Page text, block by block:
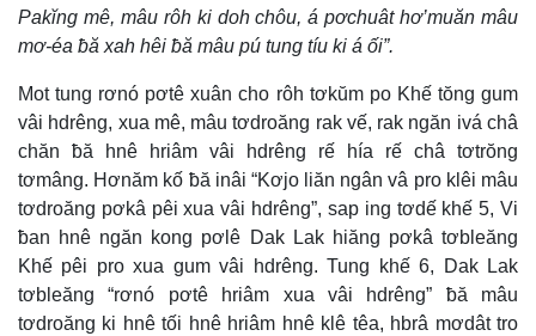
Pakĭng mê, mâu rôh ki doh chôu, á pơchuât hơ’muăn mâu
mơ-éa ƀă xah hêi ƀă mâu pú tung tíu ki á ối”.
Mot tung rơnó pơtê xuân cho rôh tơkŭm po Khế tŏng gum
vâi hdrêng, xua mê, mâu tơdroăng rak vế, rak ngăn ivá châ
chăn ƀă hnê hriâm vâi hdrêng rế hía rế châ tơtrŏng
tơmâng. Hơnăm kố ƀă inâi “Kơjo liăn ngân vâ pro klêi mâu
tơdroăng pơkâ pêi xua vâi hdrêng”, sap ing tơdế khế 5, Vi
ƀan hnê ngăn kong pơlê Dak Lak hiăng pơkâ tơbleăng
Khế pêi pro xua gum vâi hdrêng. Tung khế 6, Dak Lak
tơbleăng “rơnó pơtê hriâm xua vâi hdrêng” ƀă mâu
tơdroăng ki hnê tối hnê hriâm hnê klê têa, hbrâ mơdât tro